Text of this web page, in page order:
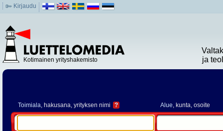
Kirjaudu
Kotimainen yrityshakemisto
ja
Toimiala, hakusana, yrityksen nimi ? Alue, kunta, osoite